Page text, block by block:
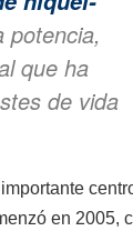
potencia,
que ha
de vida
en 2005,